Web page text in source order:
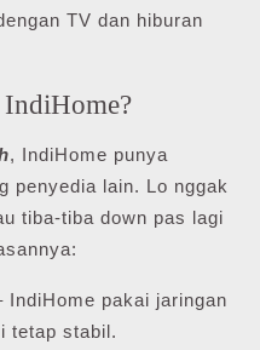
TV dan hiburan
, IndiHome punya
penyedia lain. Lo nggak
tiba-tiba down pas lagi
IndiHome pakai jaringan
tetap stabil.